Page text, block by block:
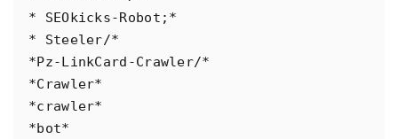
* SEOkicks-Robot;*
* Steeler/*
*Pz-LinkCard-Crawler/*
*Crawler*
*crawler*
*bot*